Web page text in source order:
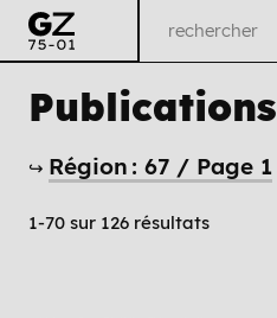
Publications
↪ Région : 67 / Page 1
1-70 sur 126 résultats